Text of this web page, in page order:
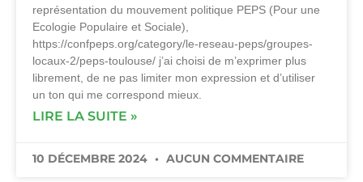
représentation du mouvement politique PEPS (Pour une
Ecologie Populaire et Sociale),
https://confpeps.org/category/le-reseau-peps/groupes-
locaux-2/peps-toulouse/ j’ai choisi de m’exprimer plus
librement, de ne pas limiter mon expression et d’utiliser
un ton qui me correspond mieux.
LIRE LA SUITE »
10 DÉCEMBRE 2024 AUCUN COMMENTAIRE